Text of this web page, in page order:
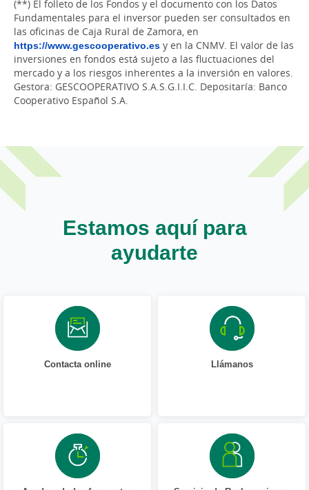
(**) El folleto de los Fondos y el documento con los Datos
Fundamentales para el inversor pueden ser consultados en
las oficinas de Caja Rural de Zamora, en
https://www.gescooperativo.es y en la CNMV. El valor de las
inversiones en fondos está sujeto a las fluctuaciones del
mercado y a los riesgos inherentes a la inversión en valores.
Gestora: GESCOOPERATIVO S.A.S.G.I.I.C. Depositaría: Banco
Cooperativo Español S.A.
Estamos aquí para
ayudarte
Contacta online Llámanos